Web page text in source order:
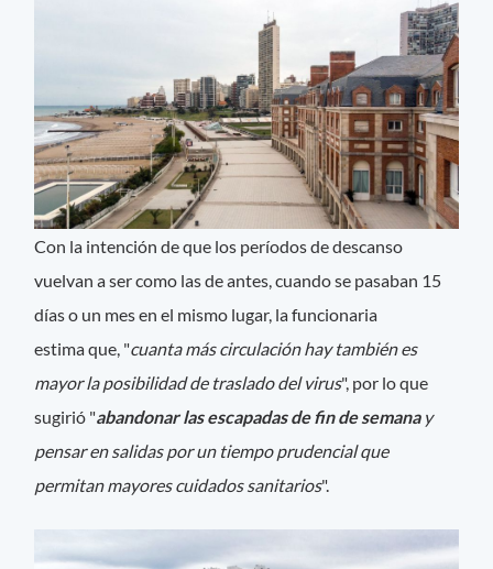
Con la intención de que los períodos de descanso
vuelvan a ser como las de antes, cuando se pasaban 15
días o un mes en el mismo lugar, la funcionaria
estima que, "cuanta más circulación hay también es
mayor la posibilidad de traslado del virus", por lo que
sugirió "abandonar las escapadas de fin de semana y
pensar en salidas por un tiempo prudencial que
permitan mayores cuidados sanitarios".